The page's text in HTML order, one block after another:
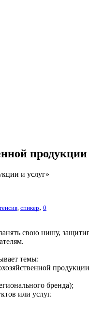
продукции
и услуг»
спикер, 0
свою нишу,
темы:
бренда);
или услуг.